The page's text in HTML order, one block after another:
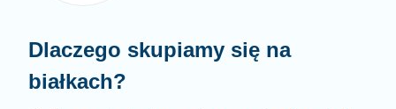
Dlaczego skupiamy się na
białkach?